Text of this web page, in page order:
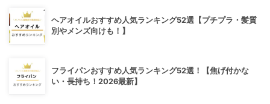
ヘアオイルおすすめ人気ランキング52選【プチプラ・髪質
別やメンズ向けも！】
フライパンおすすめ人気ランキング52選！【焦げ付かな
い・長持ち！2026最新】